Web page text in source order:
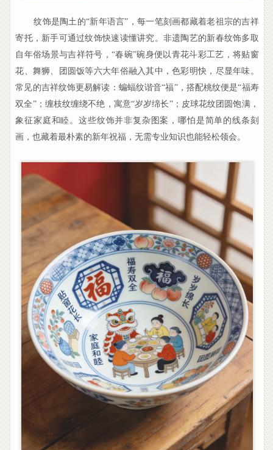
纹饰是陶土的“新年语言”，每一笔刻画都藏着老祖宗的吉祥
寄托，新手可通过纹饰快速读懂讲究。非遗陶艺的新春纹饰多取
自年俗场景与吉祥符号，“春碗”碗身便以青花斗彩工艺，将贴窗
花、舞狮、团圆饭等六大年俗融入其中，色彩明快，尽显年味。
常见的吉祥纹饰更易解读：蝙蝠纹谐音“福”，搭配桃纹便是“福寿
双全”；缠枝纹缠绕不绝，寓意“岁岁绵长”；皮球花纹团圆饱满，
象征家庭和睦。这些纹饰并非复杂图案，哪怕是简单的线条刻
画，也藏着最朴素的新年祝福，无需专业知识也能轻松领会。